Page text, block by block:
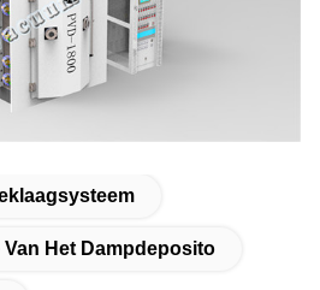
Van Het Dampdeposito